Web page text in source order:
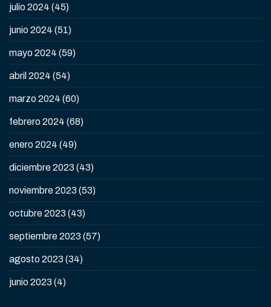
julio 2024 (45)
junio 2024 (51)
mayo 2024 (59)
abril 2024 (54)
marzo 2024 (60)
febrero 2024 (68)
enero 2024 (49)
diciembre 2023 (43)
noviembre 2023 (53)
octubre 2023 (43)
septiembre 2023 (57)
agosto 2023 (34)
junio 2023 (4)